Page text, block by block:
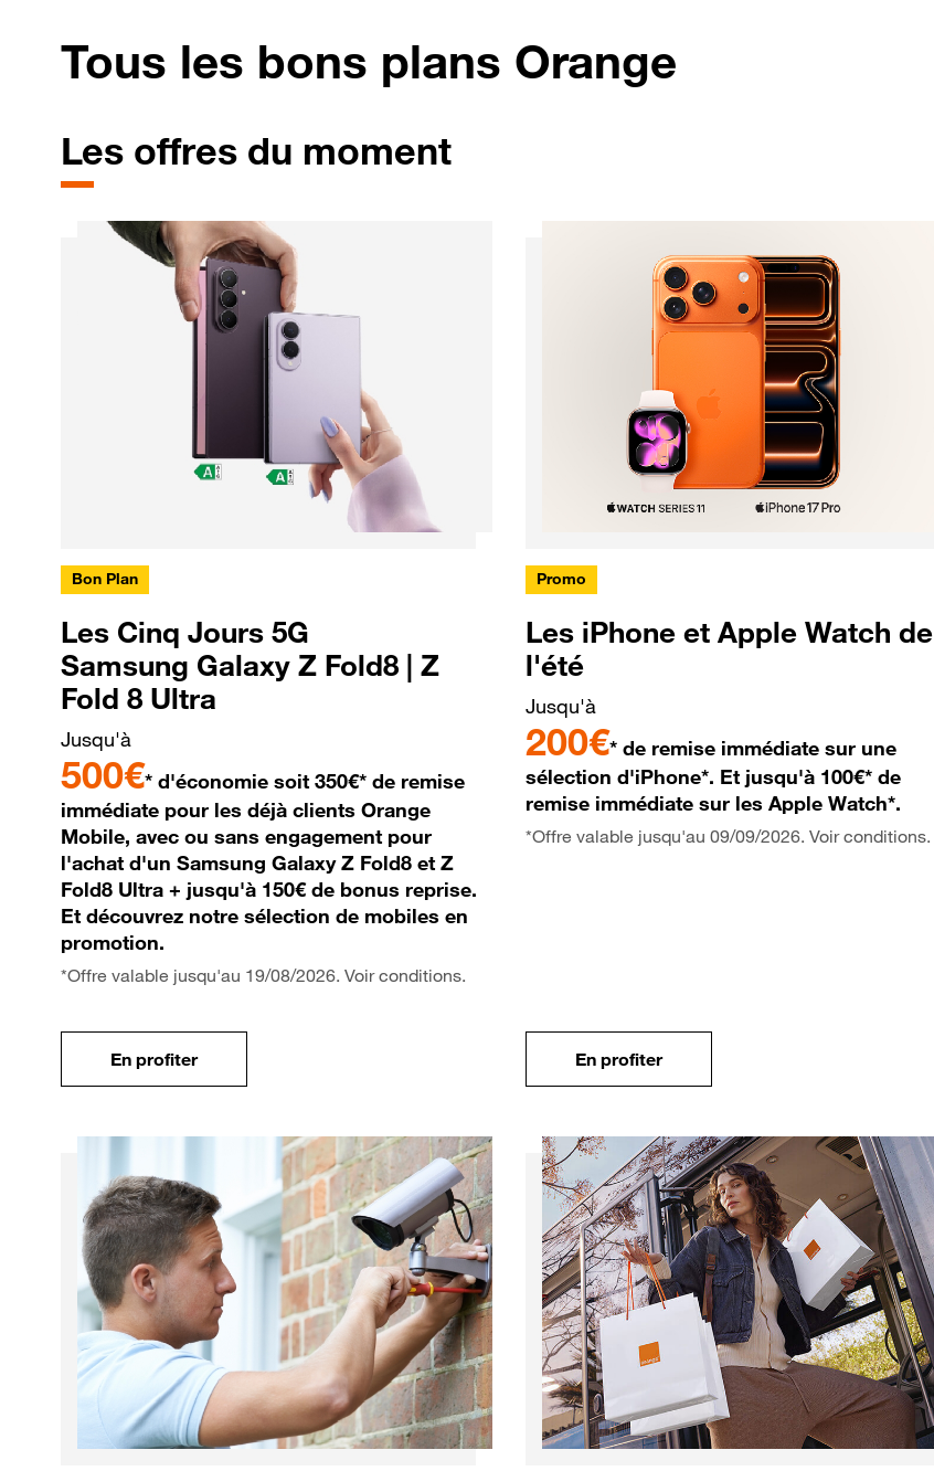
Tous les bons plans Orange
Les offres du moment
Bon Plan
Les Cinq Jours 5G
Samsung Galaxy Z Fold8 | Z
Fold 8 Ultra
Jusqu'à
500€* d'économie soit 350€* de remise
immédiate pour les déjà clients Orange
Mobile, avec ou sans engagement pour
l'achat d'un Samsung Galaxy Z Fold8 et Z
Fold8 Ultra + jusqu'à 150€ de bonus reprise.
Et découvrez notre sélection de mobiles en
promotion.
*Offre valable jusqu'au 19/08/2026. Voir conditions.
En profiter
Promo
Les iPhone et Apple Watch de
l'été
Jusqu'à
200€* de remise immédiate sur une
sélection d'iPhone*. Et jusqu'à 100€* de
remise immédiate sur les Apple Watch*.
*Offre valable jusqu'au 09/09/2026. Voir conditions.
En profiter